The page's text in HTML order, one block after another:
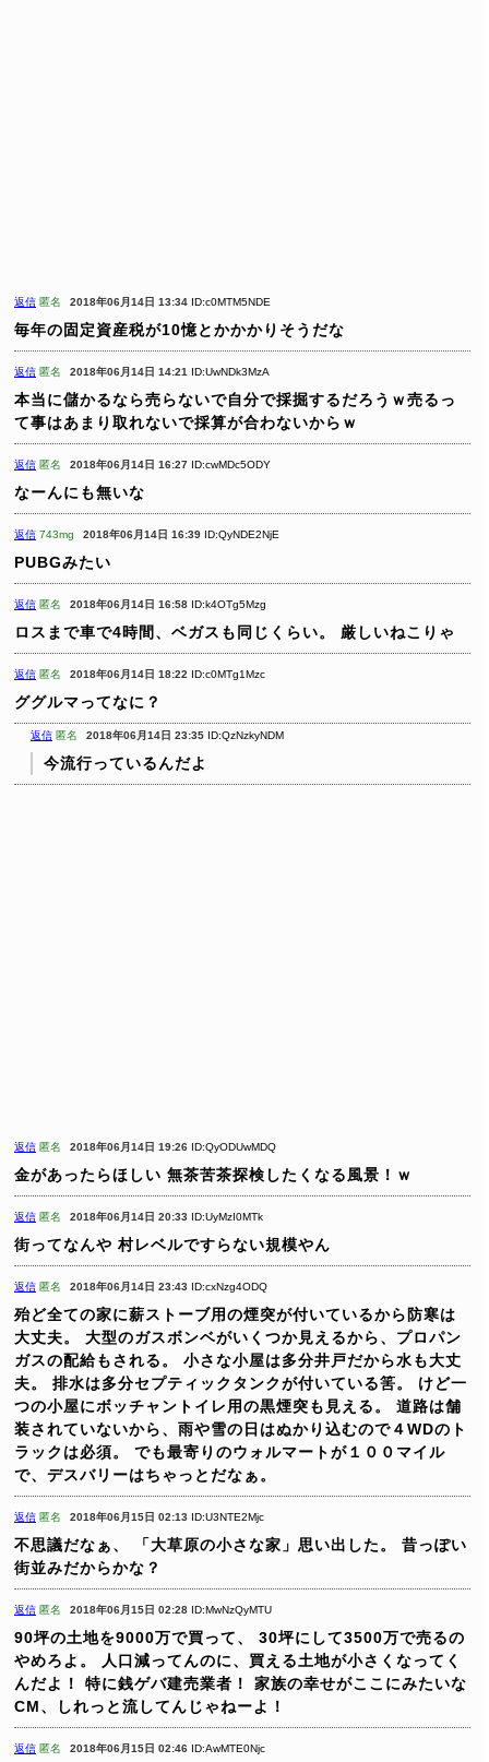
返信 匿名 2018年06月14日 13:34 ID:c0MTM5NDE
毎年の固定資産税が10憶とかかかりそうだな
返信 匿名 2018年06月14日 14:21 ID:UwNDk3MzA
本当に儲かるなら売らないで自分で採掘するだろうｗ売るっ
て事はあまり取れないで採算が合わないからｗ
返信 匿名 2018年06月14日 16:27 ID:cwMDc5ODY
なーんにも無いな
返信 743mg 2018年06月14日 16:39 ID:QyNDE2NjE
PUBGみたい
返信 匿名 2018年06月14日 16:58 ID:k4OTg5Mzg
ロスまで車で4時間、ベガスも同じくらい。 厳しいねこりゃ
返信 匿名 2018年06月14日 18:22 ID:c0MTg1Mzc
ググルマってなに？
返信 匿名 2018年06月14日 23:35 ID:QzNzkyNDM
今流行っているんだよ
返信 匿名 2018年06月14日 19:26 ID:QyODUwMDQ
金があったらほしい 無茶苦茶探検したくなる風景！ｗ
返信 匿名 2018年06月14日 20:33 ID:UyMzI0MTk
街ってなんや 村レベルですらない規模やん
返信 匿名 2018年06月14日 23:43 ID:cxNzg4ODQ
殆ど全ての家に薪ストーブ用の煙突が付いているから防寒は
大丈夫。
大型のガスボンベがいくつか見えるから、プロパン
ガスの配給もされる。
小さな小屋は多分井戸だから水も大丈
夫。
排水は多分セプティックタンクが付いている筈。
けど一
つの小屋にボッチャントイレ用の黒煙突も見える。
道路は舗
装されていないから、雨や雪の日はぬかり込むので４WDのト
ラックは必須。
でも最寄りのウォルマートが１００マイル
で、デスバリーはちゃっとだなぁ。
返信 匿名 2018年06月15日 02:13 ID:U3NTE2Mjc
不思議だなぁ、 「大草原の小さな家」思い出した。
昔っぽい
街並みだからかな？
返信 匿名 2018年06月15日 02:28 ID:MwNzQyMTU
90坪の土地を9000万で買って、
30坪にして3500万で売るの
やめろよ。
人口減ってんのに、買える土地が小さくなってく
んだよ！
特に銭ゲバ建売業者！
家族の幸せがここにみたいな
CM、しれっと流してんじゃねーよ！
返信 匿名 2018年06月15日 02:46 ID:AwMTE0Njc